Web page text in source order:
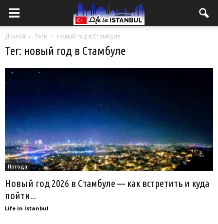
Домой Теги новый год в Стамбуле
Тег: новый год в Стамбуле
Погода
Новый год 2026 в Стамбуле — как встретить и куда
пойти...
Life in Istanbul